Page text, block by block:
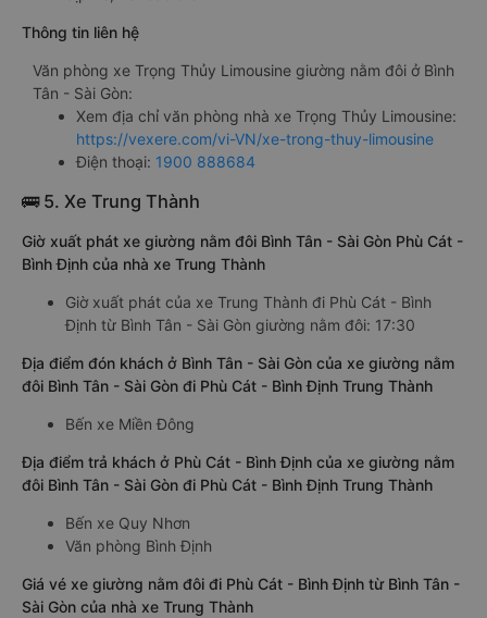
Thông tin liên hệ
Văn phòng xe Trọng Thủy Limousine giường nằm đôi ở Bình
Tân - Sài Gòn:
Xem địa chỉ văn phòng nhà xe Trọng Thủy Limousine:
https://vexere.com/vi-VN/xe-trong-thuy-limousine
Điện thoại: 1900 888684
🚌 5. Xe Trung Thành
Giờ xuất phát xe giường nằm đôi Bình Tân - Sài Gòn Phù Cát -
Bình Định của nhà xe Trung Thành
Giờ xuất phát của xe Trung Thành đi Phù Cát - Bình
Định từ Bình Tân - Sài Gòn giường nằm đôi: 17:30
Địa điểm đón khách ở Bình Tân - Sài Gòn của xe giường nằm
đôi Bình Tân - Sài Gòn đi Phù Cát - Bình Định Trung Thành
Bến xe Miền Đông
Địa điểm trả khách ở Phù Cát - Bình Định của xe giường nằm
đôi Bình Tân - Sài Gòn đi Phù Cát - Bình Định Trung Thành
Bến xe Quy Nhơn
Văn phòng Bình Định
Giá vé xe giường nằm đôi đi Phù Cát - Bình Định từ Bình Tân -
Sài Gòn của nhà xe Trung Thành